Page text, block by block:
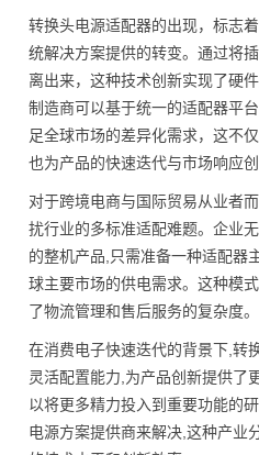
转换头电源适配器的出现，标志
统解决方案提供的转变。通过将
离出来，这种技术创新实现了硬
制造商可以基于统一的适配器平
足全球市场的差异化需求，这不
也为产品的快速迭代与市场响应创
对于跨境电商与国际贸易从业者
扰行业的多标准适配难题。企业
的整机产品,只需准备一种适配器
球主要市场的供电需求。这种模
了物流管理和售后服务的复杂度。
在消费电子快速迭代的背景下,转
灵活配置能力,为产品创新提供了
以将更多精力投入到重要功能的
电源方案提供商来解决,这种产业